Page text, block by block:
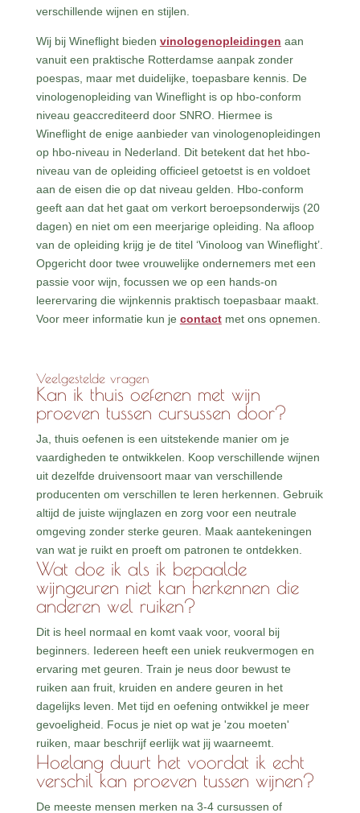
verschillende wijnen en stijlen.
Wij bij Wineflight bieden vinologenopleidingen aan
vanuit een praktische Rotterdamse aanpak zonder
poespas, maar met duidelijke, toepasbare kennis. De
vinologenopleiding van Wineflight is op hbo-conform
niveau geaccrediteerd door SNRO. Hiermee is
Wineflight de enige aanbieder van vinologenopleidingen
op hbo-niveau in Nederland. Dit betekent dat het hbo-
niveau van de opleiding officieel getoetst is en voldoet
aan de eisen die op dat niveau gelden. Hbo-conform
geeft aan dat het gaat om verkort beroepsonderwijs (20
dagen) en niet om een meerjarige opleiding. Na afloop
van de opleiding krijg je de titel ‘Vinoloog van Wineflight’.
Opgericht door twee vrouwelijke ondernemers met een
passie voor wijn, focussen we op een hands-on
leerervaring die wijnkennis praktisch toepasbaar maakt.
Voor meer informatie kun je contactmet ons opnemen.
Veelgestelde vragen
Kan ik thuis oefenen met wijn
proeven tussen cursussen door?
Ja, thuis oefenen is een uitstekende manier om je
vaardigheden te ontwikkelen. Koop verschillende wijnen
uit dezelfde druivensoort maar van verschillende
producenten om verschillen te leren herkennen. Gebruik
altijd de juiste wijnglazen en zorg voor een neutrale
omgeving zonder sterke geuren. Maak aantekeningen
van wat je ruikt en proeft om patronen te ontdekken.
Wat doe ik als ik bepaalde
wijngeuren niet kan herkennen die
anderen wel ruiken?
Dit is heel normaal en komt vaak voor, vooral bij
beginners. Iedereen heeft een uniek reukvermogen en
ervaring met geuren. Train je neus door bewust te
ruiken aan fruit, kruiden en andere geuren in het
dagelijks leven. Met tijd en oefening ontwikkel je meer
gevoeligheid. Focus je niet op wat je 'zou moeten'
ruiken, maar beschrijf eerlijk wat jij waarneemt.
Hoelang duurt het voordat ik echt
verschil kan proeven tussen wijnen?
De meeste mensen merken na 3-4 cursussen of